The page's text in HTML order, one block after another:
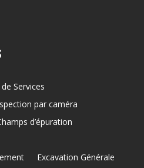
Services
par caméra
d’épuration
Excavation Générale